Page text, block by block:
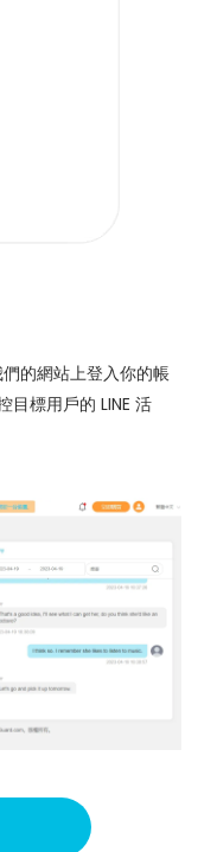
的網站上登入你的帳
目標用戶的 LINE 活